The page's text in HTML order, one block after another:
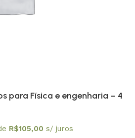
para Física e engenharia – 4
R$105,00 s/ juros